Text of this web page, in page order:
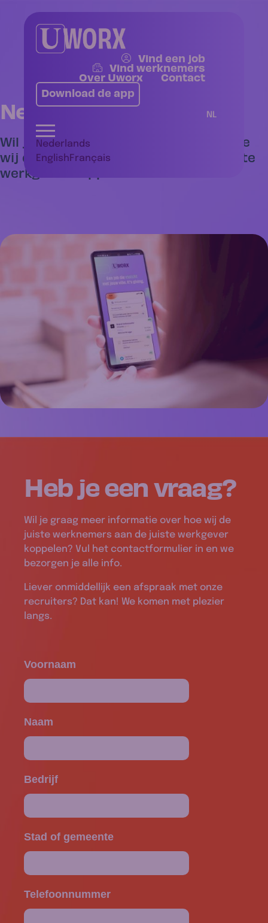
Vind een job
Vind werknemers
Over Uworx
Contact
Download de app
NL
Nederlands
English Français
Neem contact op
Wil je graag meer informatie over hoe
wij de juiste werknemers aan de juiste
werkgever koppelen?
Heb je eenvraag?
Wil je graag meer informatie over hoe wij de
juiste werknemers aan de juiste werkgever
koppelen? Vul het contactformulier in en we
bezorgen je alle info.
Liever onmiddellijk een afspraak met onze
recruiters? Dat kan! We komen met plezier
langs.
Voornaam
Naam
Bedrijf
Stad of gemeente
Telefoonnummer